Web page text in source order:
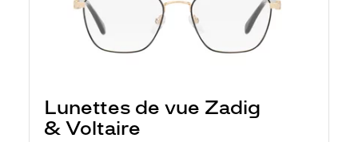
Lunettes de vue Zadig
& Voltaire